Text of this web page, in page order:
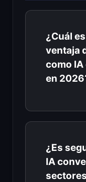
¿Cuál
ventaja
como
en
¿Es
IA